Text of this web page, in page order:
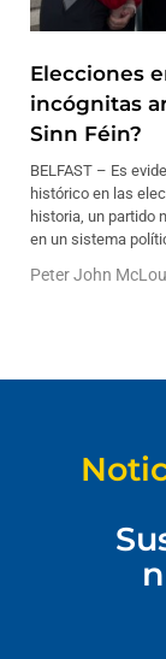
Elecciones
incógnitas
Sinn Féin?
BELFAST – Es
histórico en las
historia, un partido
en un sistema
Peter John